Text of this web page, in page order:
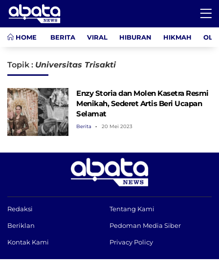
HOME BERITA VIRAL HIBURAN HIKMAH
Topik : Universitas Trisakti
Enzy Storia dan Molen Kasetra Resmi
Menikah, Sederet Artis Beri Ucapan
Selamat
Berita 20 Mei 2023
Redaksi Tentang Kami
Beriklan Pedoman Media Siber
Kontak Kami Privacy Policy